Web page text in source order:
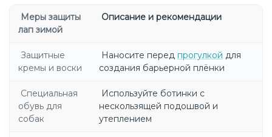
Меры защиты
лап зимой
Описание и рекомендации
Защитные
кремы и воски
Наносите перед прогулкой для
создания барьерной плёнки
Специальная
обувь для
собак
Используйте ботинки с
нескользящей подошвой и
утеплением